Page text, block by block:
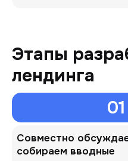
Этапы
лендинга
01
Совместно
собираем вводные